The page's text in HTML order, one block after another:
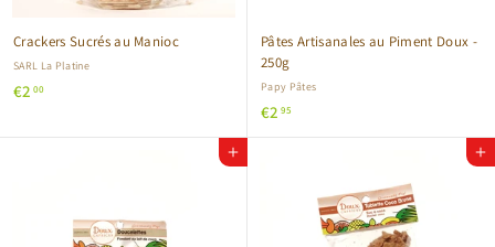
Crackers Sucrés au Manioc
SARL La Platine
€2 00€
,
Pâtes Artisanales au Piment Doux -
250g
Papy Pâtes
€2 95
2
Ajouter au panier Ajouter au panier